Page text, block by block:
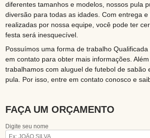
diferentes tamanhos e modelos, nossos pula
diversão para todas as idades. Com entrega e
realizadas por nossa equipe, você pode ter
festa será inesquecível.
Possuímos uma forma de trabalho
em contato para obter mais informações.
trabalhamos com aluguel de futebol de sabão
pula. Por isso, entre em contato conosco e
FAÇA UM ORÇAMENTO
Digite seu nome